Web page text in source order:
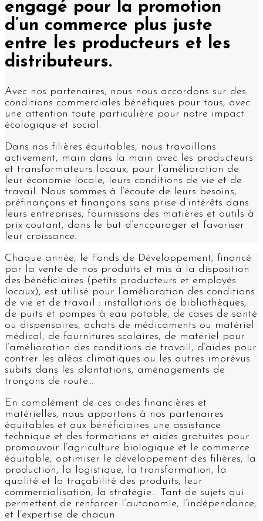
engagé pour la promotion
d’un commerce plus juste
entre les producteurs et les
distributeurs.
Avec nos partenaires, nous nous accordons sur des
conditions commerciales bénéfiques pour tous, avec
une attention toute particulière pour notre impact
écologique et social.
Dans nos filières équitables, nous travaillons
activement, main dans la main avec les producteurs
et transformateurs locaux, pour l’amélioration de
leur économie locale, leurs conditions de vie et de
travail. Nous sommes à l’écoute de leurs besoins,
préfinançons et finançons sans prise d’intérêts dans
leurs entreprises, fournissons des matières et outils à
prix coutant, dans le but d’encourager et favoriser
leur croissance.
Chaque année, le Fonds de Développement, financé
par la vente de nos produits et mis à la disposition
des bénéficiaires (petits producteurs et employés
locaux), est utilisé pour l’amélioration des conditions
de vie et de travail : installations de bibliothèques,
de puits et pompes à eau potable, de cases de santé
ou dispensaires, achats de médicaments ou matériel
médical, de fournitures scolaires, de matériel pour
l’amélioration des conditions de travail, d’aides pour
contrer les aléas climatiques ou les autres imprévus
subits dans les plantations, aménagements de
tronçons de route…
En complément de ces aides financières et
matérielles, nous apportons à nos partenaires
équitables et aux bénéficiaires une assistance
technique et des formations et aides gratuites pour
promouvoir l’agriculture biologique et le commerce
équitable, optimiser le développement des filières, la
production, la logistique, la transformation, la
qualité et la traçabilité des produits, leur
commercialisation, la stratégie… Tant de sujets qui
permettent de renforcer l’autonomie, l’indépendance,
et l’expertise de chacun.